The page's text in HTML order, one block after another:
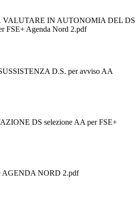
VALUTARE IN AUTONOMIA DEL DS
FSE+ Agenda Nord 2.pdf
D.S. per avviso AA
DS selezione AA per FSE+
AGENDA NORD 2.pdf